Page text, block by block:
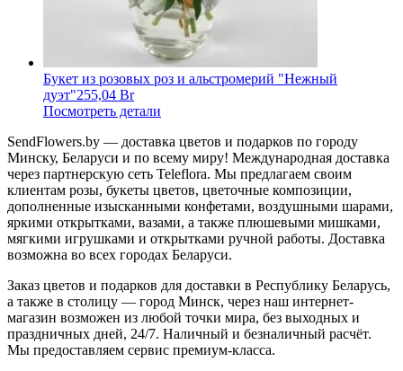
Букет из розовых роз и альстромерий "Нежный
дуэт"255,04 Br
Посмотреть детали
SendFlowers.by — доставка цветов и подарков по городу
Минску, Беларуси и по всему миру! Международная доставка
через партнерскую сеть Teleflora. Мы предлагаем своим
клиентам розы, букеты цветов, цветочные композиции,
дополненные изысканными конфетами, воздушными шарами,
яркими открытками, вазами, а также плюшевыми мишками,
мягкими игрушками и открытками ручной работы. Доставка
возможна во всех городах Беларуси.
Заказ цветов и подарков для доставки в Республику Беларусь,
а также в столицу — город Минск, через наш интернет-
магазин возможен из любой точки мира, без выходных и
праздничных дней, 24/7. Наличный и безналичный расчёт.
Мы предоставляем сервис премиум-класса.